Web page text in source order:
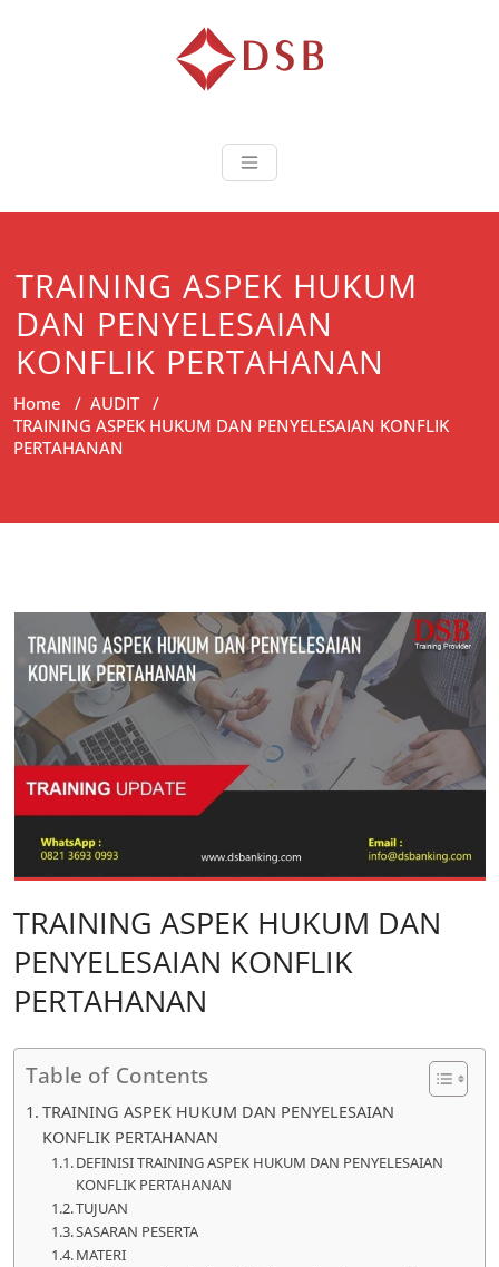
Diorama
TRAINING ASPEK HUKUM
DAN PENYELESAIAN
KONFLIK PERTAHANAN
Home / AUDIT/
TRAINING ASPEK HUKUM DAN PENYELESAIAN KONFLIK
PERTAHANAN
TRAINING ASPEK HUKUM DAN
PENYELESAIAN KONFLIK
PERTAHANAN
Table of Contents
TRAINING ASPEK HUKUM DAN PENYELESAIAN
KONFLIK PERTAHANAN
DEFINISI TRAINING ASPEK HUKUM DAN PENYELESAIAN
KONFLIK PERTAHANAN
TUJUAN
SASARAN PESERTA
MATERI